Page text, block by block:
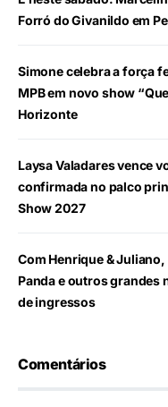
Forró do Givanildo em
Simone celebra a força
MPB em novo show
Horizonte
Laysa Valadares vence
confirmada no palco
Show 2027
Com Henrique &
Panda e outros grandes
de ingressos
Comentários